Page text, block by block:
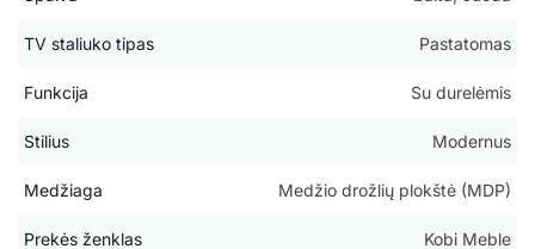
TV staliuko tipas Pastatomas
Funkcija Su durelėmis
Stilius Modernus
Medžiaga Medžio drožlių plokštė (MDP)
Prekės ženklas Kobi Meble